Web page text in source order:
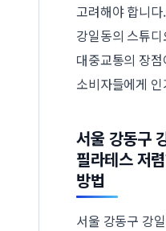
고려해야 합니
강일동의 스튜
대중교통의 장
소비자들에게
서울 강동구
필라테스 저
방법
서울 강동구 강